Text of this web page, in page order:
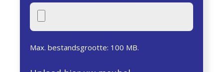
Max. bestandsgrootte: 100 MB.